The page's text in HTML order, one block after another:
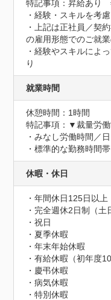
特記事項：昇給あり　
・経験・スキルを考
・上記は正社員／契
の雇用形態でのご就
・経験やスキルによ
り
就業時間
休憩時間：1時間
特記事項：▼裁量労働
・みなし労働時間／
・標準的な勤務時間
休暇・休日
・年間休日125日以上
・完全週休2日制（土
・祝日
・夏季休暇
・年末年始休暇
・有給休暇（初年度10
・慶弔休暇
・病気休暇
・特別休暇